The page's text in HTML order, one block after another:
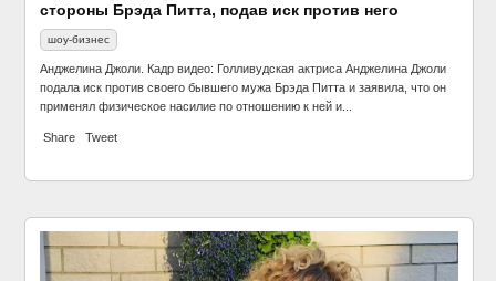
стороны Брэда Питта, подав иск против него
шоу-бизнес
Анджелина Джоли. Кадр видео: Голливудская актриса Анджелина Джоли
подала иск против своего бывшего мужа Брэда Питта и заявила, что он
применял физическое насилие по отношению к ней и...
Share Tweet